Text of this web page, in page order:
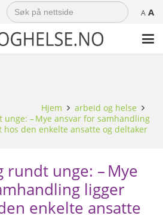
Search
for: A A
Hjem
arbeid og helse
– Mye ansvar for samhandling
hos den enkelte ansatte og deltaker
rundt unge: – Mye
ligger
enkelte ansatte